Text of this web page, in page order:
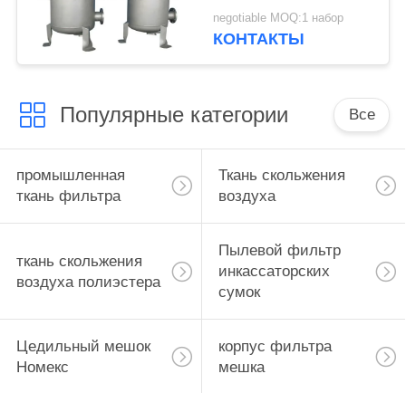
углерода стальной
Multi
negotiable MOQ:1 набор
КОНТАКТЫ
Популярные категории Все
промышленная
ткань фильтра
Ткань скольжения
воздуха
ткань скольжения
воздуха полиэстера
Пылевой фильтр
инкассаторских
сумок
Цедильный мешок
Номекс
корпус фильтра
мешка